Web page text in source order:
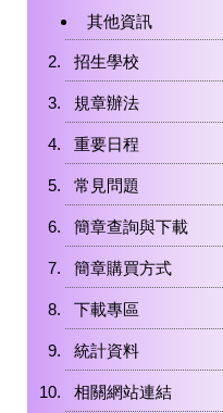
其他資訊
招生學校
規章辦法
重要日程
常見問題
簡章查詢與下載
簡章購買方式
下載專區
統計資料
相關網站連結